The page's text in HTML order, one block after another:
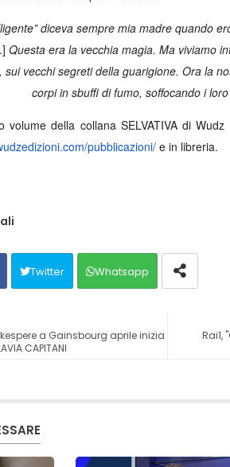
diceva sempre mia madre quando
Questa era la vecchia magia. Ma viviamo in
sui vecchi segreti della guarigione. Ora la
corpi in sbuffi di fumo, soffocando i
della collana SELVATIVA di
pubblicazioni/e in libreria.
Twitter Whatsapp
Rai1,
a Gainsbourg aprile inizia
CAPITANI